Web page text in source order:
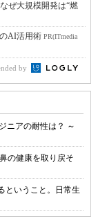
ぜ大規模開発は“燃
AI活用術 PR(ITmedia
by
ニアの耐性は？ ～
の健康を取り戻そ
ということ。日常生